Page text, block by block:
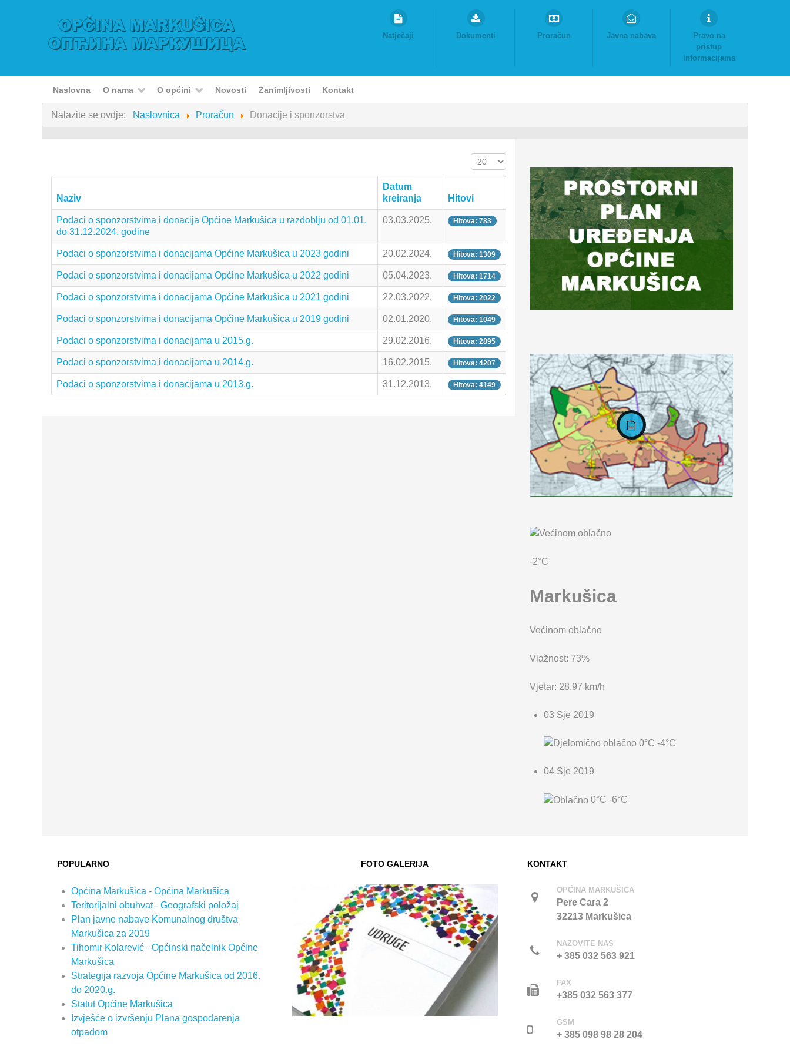
Natječaji Dokumenti Proračun Javna nabava
Pravo na
pristup
informacijama
Naslovna O nama O općini Novosti Zanimljivosti Kontakt
Nalazite se ovdje: Naslovnica Proračun Donacije i sponzorstva
Prikaz #
Naziv
Datum
kreiranja
Hitovi
Podaci o sponzorstvima i donacija Općine Markušica u razdoblju od 01.01.
do 31.12.2024. godine
03.03.2025. Hitova: 783
Podaci o sponzorstvima i donacijama Općine Markušica u 2023 godini 20.02.2024. Hitova: 1309
Podaci o sponzorstvima i donacijama Općine Markušica u 2022 godini 05.04.2023. Hitova: 1714
Podaci o sponzorstvima i donacijama Općine Markušica u 2021 godini 22.03.2022. Hitova: 2022
Podaci o sponzorstvima i donacijama Općine Markušica u 2019 godini 02.01.2020. Hitova: 1049
Podaci o sponzorstvima i donacijama u 2015.g. 29.02.2016. Hitova: 2895
Podaci o sponzorstvima i donacijama u 2014.g. 16.02.2015. Hitova: 4207
Podaci o sponzorstvima i donacijama u 2013.g. 31.12.2013. Hitova: 4149
-2°C
Markušica
Većinom oblačno
Vlažnost: 73%
Vjetar: 28.97 km/h
03 Sje 2019
0°C -4°C
04 Sje 2019
0°C -6°C
POPULARNO
Općina Markušica - Općina Markušica
Teritorijalni obuhvat - Geografski položaj
Plan javne nabave Komunalnog društva
Markušica za 2019
Tihomir Kolarević –Općinski načelnik Općine
Markušica
Strategija razvoja Općine Markušica od 2016.
do 2020.g.
Statut Općine Markušica
Izvješće o izvršenju Plana gospodarenja
otpadom
FOTO GALERIJA KONTAKT
OPĆINA MARKUŠICA
Pere Cara 2
32213 Markušica
NAZOVITE NAS
+ 385 032 563 921
FAX
+385 032 563 377
GSM
+ 385 098 98 28 204